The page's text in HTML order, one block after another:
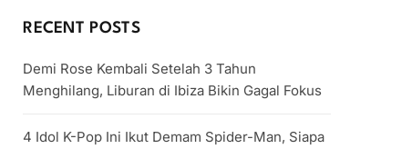
RECENT POSTS
Demi Rose Kembali Setelah 3 Tahun
Menghilang, Liburan di Ibiza Bikin Gagal Fokus
4 Idol K-Pop Ini Ikut Demam Spider-Man, Siapa